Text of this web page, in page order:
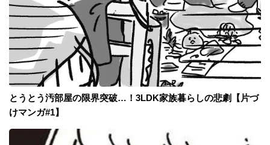
とうとう汚部屋の限界突破…！3LDK家族暮らしの悲劇【片づ
けマンガ#1】